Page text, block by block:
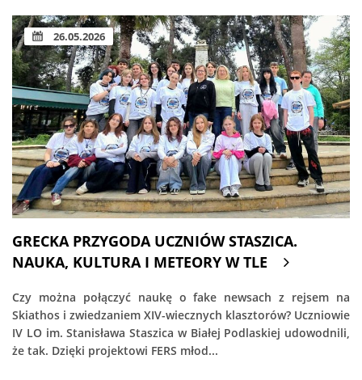
26.05.2026
GRECKA PRZYGODA UCZNIÓW STASZICA.
NAUKA, KULTURA I METEORY W TLE
Czy można połączyć naukę o fake newsach z rejsem na
Skiathos i zwiedzaniem XIV-wiecznych klasztorów? Uczniowie
IV LO im. Stanisława Staszica w Białej Podlaskiej udowodnili,
że tak. Dzięki projektowi FERS młod...